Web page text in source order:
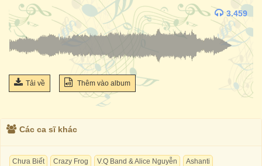
3.459
Tải về Thêm vào album
Các ca sĩ khác
Chưa Biết Crazy Frog V.Q Band & Alice Nguyễn
Ashanti